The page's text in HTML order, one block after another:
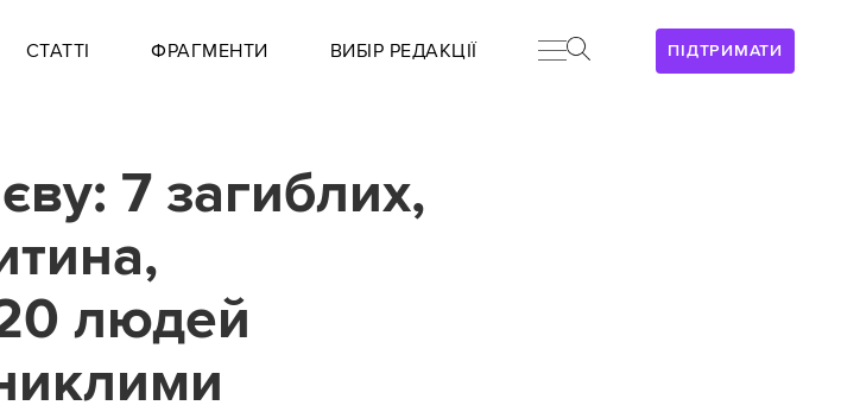
ПІДТРИМАТИ
СТАТТІ ФРАГМЕНТИ ВИБІР РЕДАКЦІЇ
7 загиблих,
людей